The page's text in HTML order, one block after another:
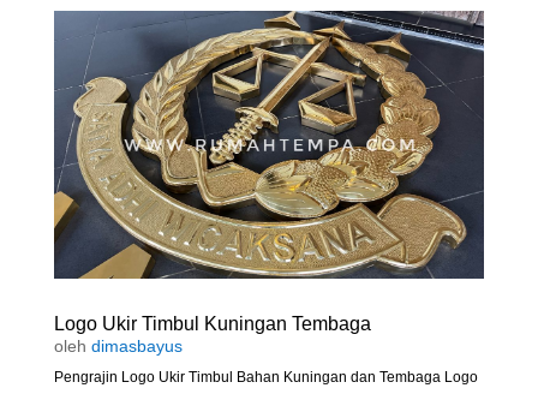
Logo Ukir Timbul Kuningan Tembaga
oleh dimasbayus
Pengrajin Logo Ukir Timbul Bahan Kuningan dan Tembaga Logo